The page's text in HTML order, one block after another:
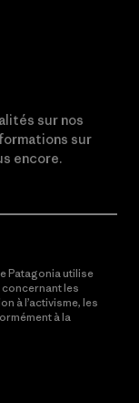
sur nos
sur
encore.
Patagonia utilise
concernant les
à l’activisme, les
à la